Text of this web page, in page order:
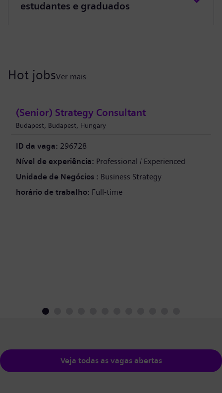
estudantes e graduados
Hot jobsVer mais
(Senior) Strategy Consultant
Budapest, Budapest, Hungary
ID da vaga: 296728
Nível de experiência: Professional / Experienced
Unidade de Negócios : Business Strategy
horário de trabalho: Full-time
Veja todas as vagas abertas